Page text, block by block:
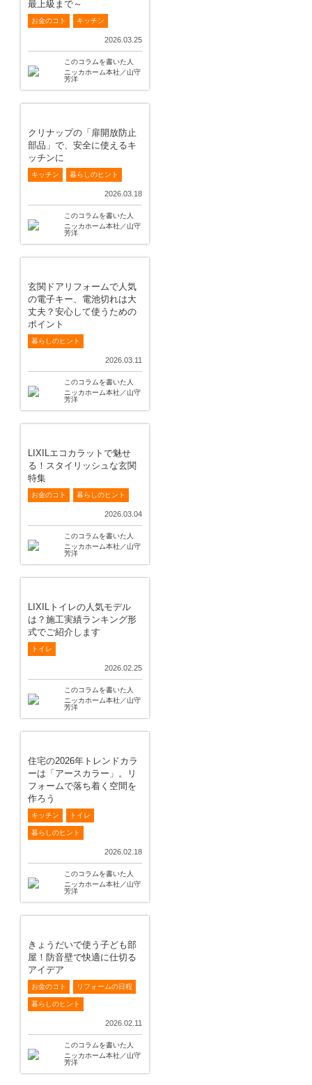
最上級まで～
お金のコト キッチン
2026.03.25
このコラムを書いた人
ニッカホーム本社／山守
芳洋
クリナップの「扉開放防止
部品」で、安全に使えるキ
ッチンに
キッチン 暮らしのヒント
2026.03.18
このコラムを書いた人
ニッカホーム本社／山守
芳洋
玄関ドアリフォームで人気
の電子キー、電池切れは大
丈夫？安心して使うための
ポイント
暮らしのヒント
2026.03.11
このコラムを書いた人
ニッカホーム本社／山守
芳洋
LIXILエコカラットで魅せ
る！スタイリッシュな玄関
特集
お金のコト 暮らしのヒント
2026.03.04
このコラムを書いた人
ニッカホーム本社／山守
芳洋
LIXILトイレの人気モデル
は？施工実績ランキング形
式でご紹介します
トイレ
2026.02.25
このコラムを書いた人
ニッカホーム本社／山守
芳洋
住宅の2026年トレンドカラ
ーは「アースカラー」。リ
フォームで落ち着く空間を
作ろう
キッチン トイレ
暮らしのヒント
2026.02.18
このコラムを書いた人
ニッカホーム本社／山守
芳洋
きょうだいで使う子ども部
屋！防音壁で快適に仕切る
アイデア
お金のコト リフォームの日程
暮らしのヒント
2026.02.11
このコラムを書いた人
ニッカホーム本社／山守
芳洋